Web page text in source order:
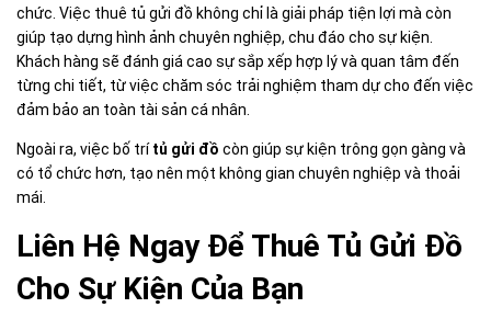
chức. Việc thuê tủ gửi đồ không chỉ là giải pháp tiện lợi mà còn
giúp tạo dựng hình ảnh chuyên nghiệp, chu đáo cho sự kiện.
Khách hàng sẽ đánh giá cao sự sắp xếp hợp lý và quan tâm đến
từng chi tiết, từ việc chăm sóc trải nghiệm tham dự cho đến việc
đảm bảo an toàn tài sản cá nhân.
Ngoài ra, việc bố trítủ gửi đồ còn giúp sự kiện trông gọn gàng và
có tổ chức hơn, tạo nên một không gian chuyên nghiệp và thoải
mái.
Liên Hệ Ngay Để Thuê Tủ Gửi Đồ
Cho Sự Kiện Của Bạn